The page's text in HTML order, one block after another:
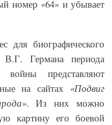
номер «64» и убывает
для биографического
В.Г. Германа периода
войны представляют
на сайтах «Подвиг
. Из них можно
картину его боевой